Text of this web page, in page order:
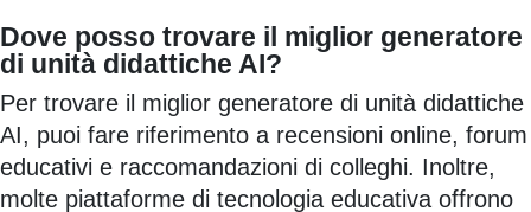
Dove posso trovare il miglior generatore
di unità didattiche AI?
Per trovare il miglior generatore di unità didattiche
AI, puoi fare riferimento a recensioni online, forum
educativi e raccomandazioni di colleghi. Inoltre,
molte piattaforme di tecnologia educativa offrono